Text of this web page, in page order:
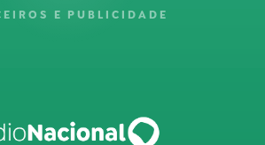
E PUBLICIDADE